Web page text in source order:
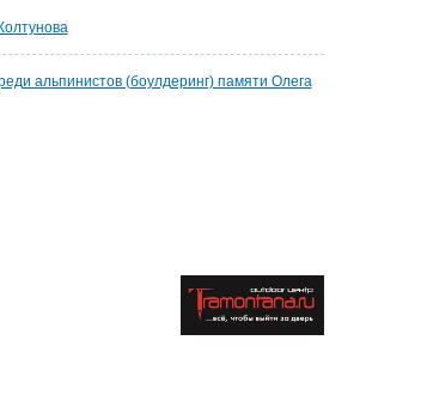
альпинистов (боулдеринг) памяти Олега